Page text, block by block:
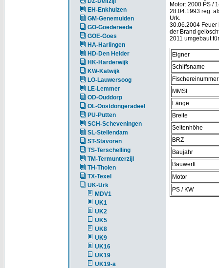
EH-Enkhuizen
GM-Genemuiden
GO-Goedereede
GOE-Goes
HA-Harlingen
HD-Den Helder
HK-Harderwijk
KW-Katwijk
LO-Lauwersoog
LE-Lemmer
OD-Ouddorp
OL-Oostdongeradeel
PU-Putten
SCH-Scheveningen
SL-Stellendam
ST-Stavoren
TS-Terschelling
TM-Termunterzijl
TH-Tholen
TX-Texel
UK-Urk
MDV1
UK1
UK2
UK5
UK8
UK9
UK16
UK19
UK19-a
Motor: 2000 PS /
28.04.1993 reg.
Urk.
30.06.2004 Feuer
der Brand
2011 umgebaut
Eigner
Schiffsname
Fischereinummer
MMSI
Länge
Breite
Seitenhöhe
BRZ
Baujahr
Bauwerft
Motor
PS / KW